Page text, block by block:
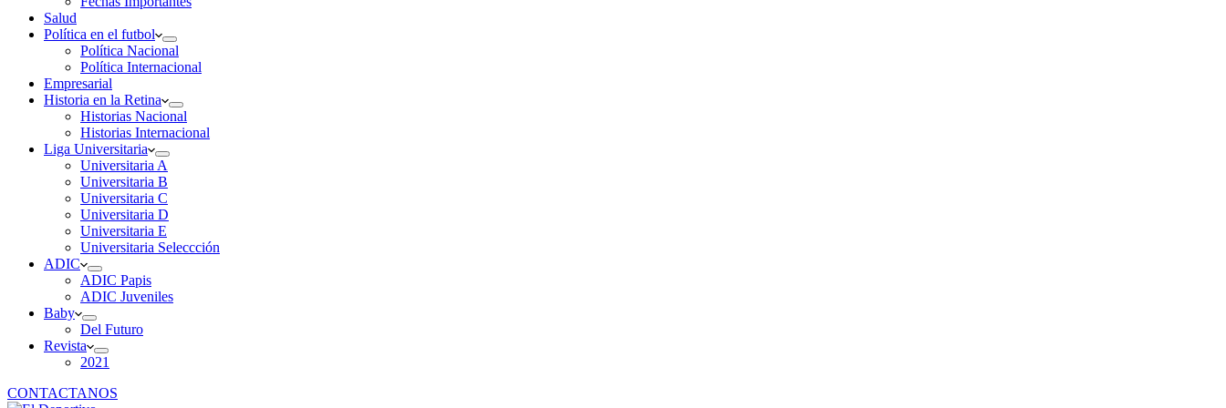
Salud
Política en el futbol
Política Nacional
Política Internacional
Empresarial
Historia en la Retina
Historias Nacional
Historias Internacional
Liga Universitaria
Universitaria A
Universitaria B
Universitaria C
Universitaria D
Universitaria E
Universitaria Seleccción
ADIC
ADIC Papis
ADIC Juveniles
Baby
Del Futuro
Revista
2021
CONTACTANOS